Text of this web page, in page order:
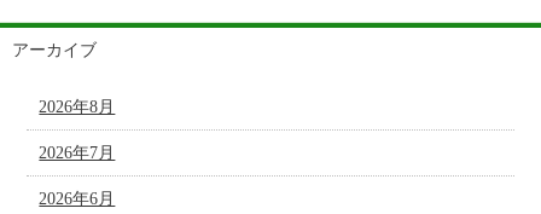
アーカイブ
2026年8月
2026年7月
2026年6月